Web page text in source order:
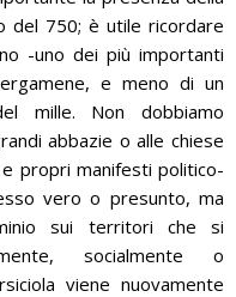
del 750; è utile ricordare
-uno dei più importanti
e meno di un
mille. Non dobbiamo
abbazie o alle chiese
propri manifesti politico-
vero o presunto, ma
sui territori che si
socialmente o
viene nuovamente